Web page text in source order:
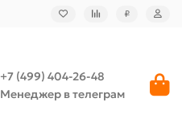
₽
+7 (499) 404-26-48
Менеджер в телеграм